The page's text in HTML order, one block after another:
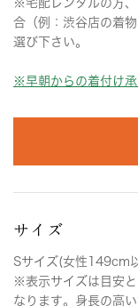
※宅配レンタルの方
合（例：渋谷店の着
選び下さい。
※早朝からの着付け承
サイズ
Sサイズ(女性149cm
※表示サイズは目安
なります。身長の高